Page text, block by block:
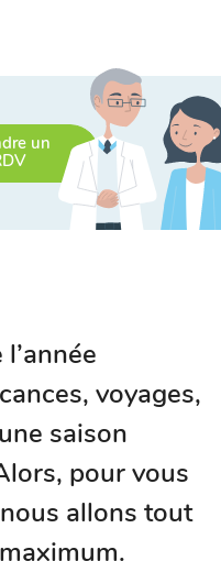
un
voyages,
saison
pour vous
allons tout